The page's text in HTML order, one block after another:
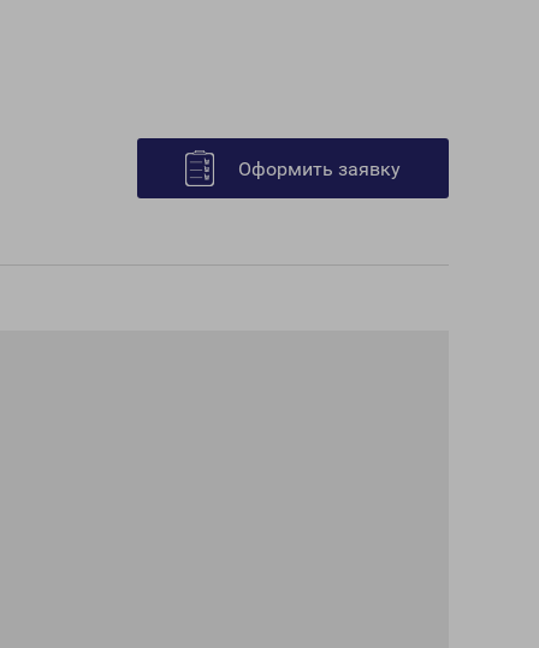
Оформить заявку